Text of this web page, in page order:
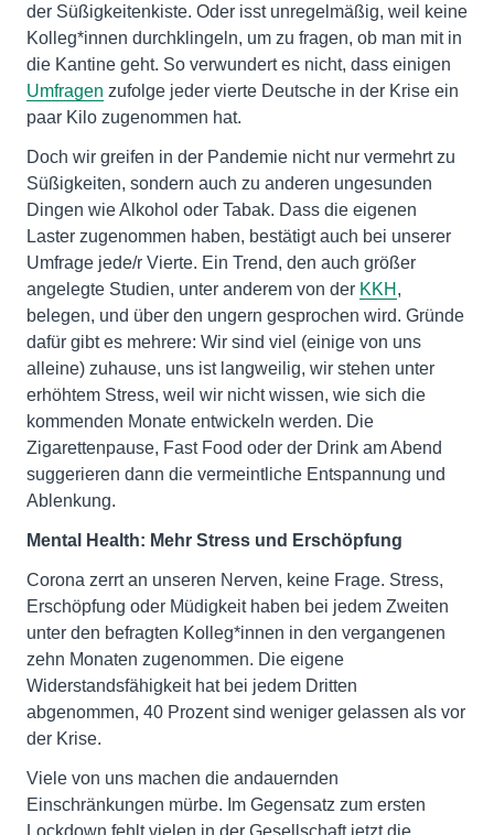
der Süßigkeitenkiste. Oder isst unregelmäßig, weil keine
Kolleg*innen durchklingeln, um zu fragen, ob man mit in
die Kantine geht. So verwundert es nicht, dass einigen
Umfragen zufolge jeder vierte Deutsche in der Krise ein
paar Kilo zugenommen hat.
Doch wir greifen in der Pandemie nicht nur vermehrt zu
Süßigkeiten, sondern auch zu anderen ungesunden
Dingen wie Alkohol oder Tabak. Dass die eigenen
Laster zugenommen haben, bestätigt auch bei unserer
Umfrage jede/r Vierte. Ein Trend, den auch größer
angelegte Studien, unter anderem von der KKH ,
belegen, und über den ungern gesprochen wird. Gründe
dafür gibt es mehrere: Wir sind viel (einige von uns
alleine) zuhause, uns ist langweilig, wir stehen unter
erhöhtem Stress, weil wir nicht wissen, wie sich die
kommenden Monate entwickeln werden. Die
Zigarettenpause, Fast Food oder der Drink am Abend
suggerieren dann die vermeintliche Entspannung und
Ablenkung.
Mental Health: Mehr Stress und Erschöpfung
Corona zerrt an unseren Nerven, keine Frage. Stress,
Erschöpfung oder Müdigkeit haben bei jedem Zweiten
unter den befragten Kolleg*innen in den vergangenen
zehn Monaten zugenommen. Die eigene
Widerstandsfähigkeit hat bei jedem Dritten
abgenommen, 40 Prozent sind weniger gelassen als vor
der Krise.
Viele von uns machen die andauernden
Einschränkungen mürbe. Im Gegensatz zum ersten
Lockdown fehlt vielen in der Gesellschaft jetzt die